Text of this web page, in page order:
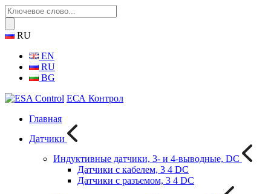
RU
EN
RU
BG
ЕСА Контрол
Главная
Датчики
Индуктивные датчики, 3- и 4-выводные, DC
Датчики с кабелем, 3 4 DC
Датчики с разъемом, 3 4 DC